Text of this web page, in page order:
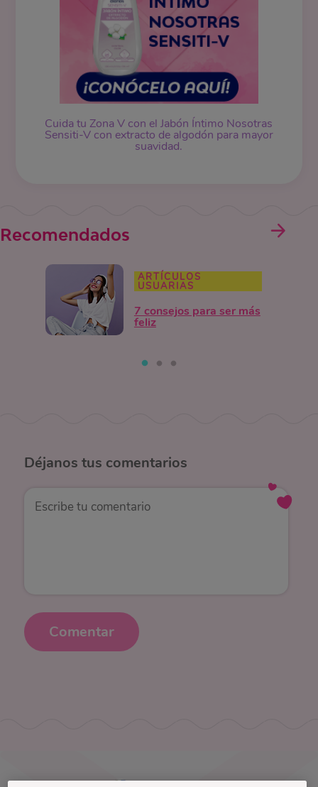
Cuida tu Zona V con el Jabón Íntimo Nosotras
Sensiti-V con extracto de algodón para mayor
suavidad.
Recomendados
ARTÍCULOS
USUARIAS
7 consejos para ser más
feliz
Déjanos tus comentarios
Comentar